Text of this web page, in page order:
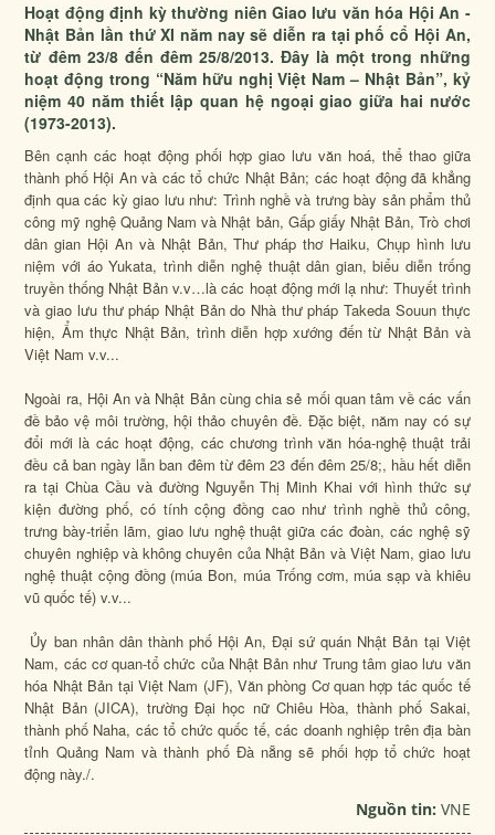
Hoạt động định kỳ thường niên Giao lưu văn hóa Hội An -
Nhật Bản lần thứ XI năm nay sẽ diễn ra tại phố cổ Hội An,
từ đêm 23/8 đến đêm 25/8/2013. Đây là một trong những
hoạt động trong “Năm hữu nghị Việt Nam – Nhật Bản”, kỷ
niệm 40 năm thiết lập quan hệ ngoại giao giữa hai nước
(1973-2013).
Bên cạnh các hoạt động phối hợp giao lưu văn hoá, thể thao giữa
thành phố Hội An và các tổ chức Nhật Bản; các hoạt động đã khẳng
định qua các kỳ giao lưu như: Trình nghề và trưng bày sản phẩm thủ
công mỹ nghệ Quảng Nam và Nhật bản, Gấp giấy Nhật Bản, Trò chơi
dân gian Hội An và Nhật Bản, Thư pháp thơ Haiku, Chụp hình lưu
niệm với áo Yukata, trình diễn nghệ thuật dân gian, biểu diễn trống
truyền thống Nhật Bản v.v…là các hoạt động mới lạ như: Thuyết trình
và giao lưu thư pháp Nhật Bản do Nhà thư pháp Takeda Souun thực
hiện, Ẩm thực Nhật Bản, trình diễn hợp xướng đến từ Nhật Bản và
Việt Nam v.v...
Ngoài ra, Hội An và Nhật Bản cùng chia sẻ mối quan tâm về các vấn
đề bảo vệ môi trường, hội thảo chuyên đề. Đặc biệt, năm nay có sự
đổi mới là các hoạt động, các chương trình văn hóa-nghệ thuật trải
đều cả ban ngày lẫn ban đêm từ đêm 23 đến đêm 25/8;, hầu hết diễn
ra tại Chùa Cầu và đường Nguyễn Thị Minh Khai với hình thức sự
kiện đường phố, có tính cộng đồng cao như trình nghề thủ công,
trưng bày-triển lãm, giao lưu nghệ thuật giữa các đoàn, các nghệ sỹ
chuyên nghiệp và không chuyên của Nhật Bản và Việt Nam, giao lưu
nghệ thuật cộng đồng (múa Bon, múa Trống cơm, múa sạp và khiêu
vũ quốc tế) v.v...
Ủy ban nhân dân thành phố Hội An, Đại sứ quán Nhật Bản tại Việt
Nam, các cơ quan-tổ chức của Nhật Bản như Trung tâm giao lưu văn
hóa Nhật Bản tại Việt Nam (JF), Văn phòng Cơ quan hợp tác quốc tế
Nhật Bản (JICA), trường Đại học nữ Chiêu Hòa, thành phố Sakai,
thành phố Naha, các tổ chức quốc tế, các doanh nghiệp trên địa bàn
tỉnh Quảng Nam và thành phố Đà nẵng sẽ phối hợp tổ chức hoạt
động này./.
Nguồn tin: VNE